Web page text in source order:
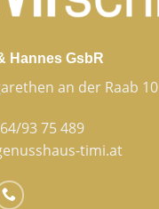
Hannes GsbR
an der Raab 10
93 75 489
timi.at